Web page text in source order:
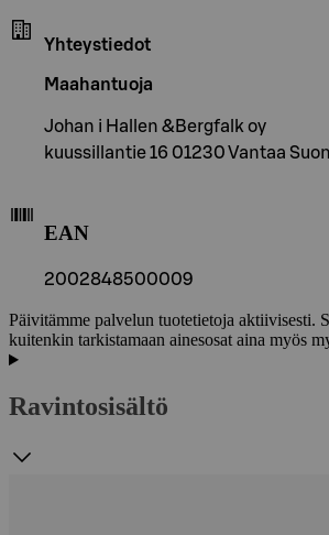
Yhteystiedot
Maahantuoja
Johan i Hallen &Bergfalk oy
kuussillantie 16 01230 Vantaa
EAN
2002848500009
Päivitämme palvelun tuotetietoja aktiivisesti.
kuitenkin tarkistamaan ainesosat aina myös
Ravintosisältö